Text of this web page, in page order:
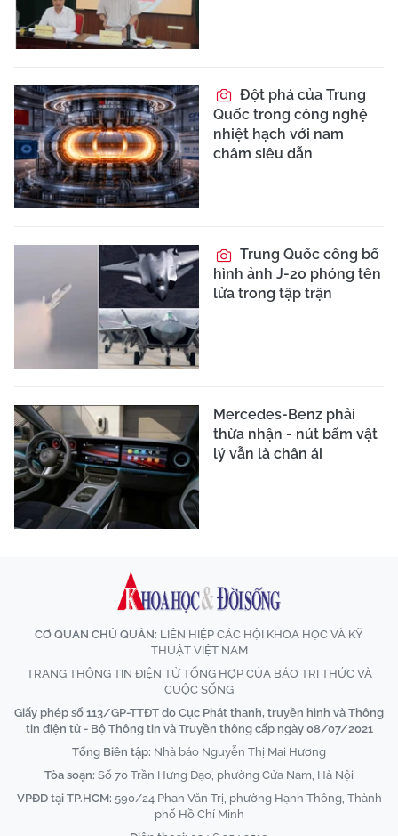
Đột phá của Trung
Quốc trong công nghệ
nhiệt hạch với nam
châm siêu dẫn
Trung Quốc công bố
hình ảnh J-20 phóng tên
lửa trong tập trận
Mercedes-Benz phải
thừa nhận - nút bấm vật
lý vẫn là chân ái
CƠ QUAN CHỦ QUẢN: LIÊN HIỆP CÁC HỘI KHOA HỌC VÀ KỸ
THUẬT VIỆT NAM
TRANG THÔNG TIN ĐIỆN TỬ TỔNG HỢP CỦA BÁO TRI THỨC VÀ
CUỘC SỐNG
Giấy phép số 113/GP-TTĐT do Cục Phát thanh, truyền hình và Thông
tin điện tử - Bộ Thông tin và Truyền thông cấp ngày 08/07/2021
Tổng Biên tập: Nhà báo Nguyễn Thị Mai Hương
Tòa soạn: Số 70 Trần Hưng Đạo, phường Cửa Nam, Hà Nội
VPĐD tại TP.HCM: 590/24 Phan Văn Trị, phường Hạnh Thông, Thành
phố Hồ Chí Minh